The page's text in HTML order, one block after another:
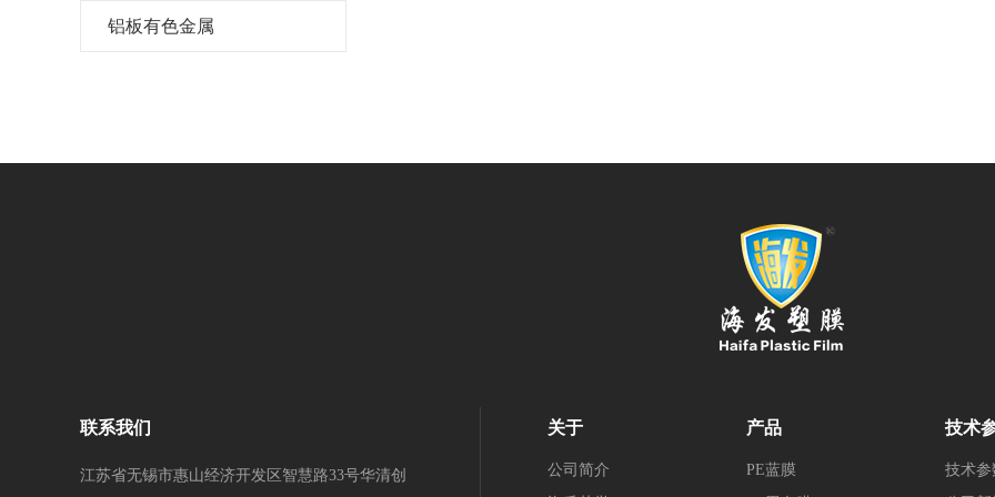
铝板有色金属
联系我们
江苏省无锡市惠山经济开发区智慧路33号华清创
关于
公司简介
产品
PE蓝膜
技术
技术参